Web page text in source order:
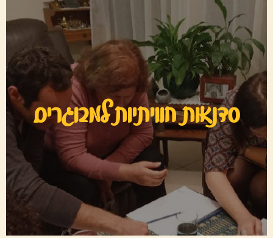
סדנאות חוויתיות למבוגרים
סדנאות חוויתיות למבוגרים
היכנסו לסדנאות למבוגרים ומצאו את הסדנא המתאימה לכם,
מבחר גדול של סדנאות...
לסדנאות